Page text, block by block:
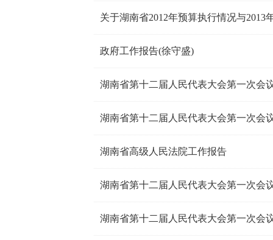
关于湖南省2012年预算执行情况与2013
政府工作报告(徐守盛)
湖南省第十二届人民代表大会第一次会
湖南省高级人民法院工作报告
湖南省第十二届人民代表大会第一次会